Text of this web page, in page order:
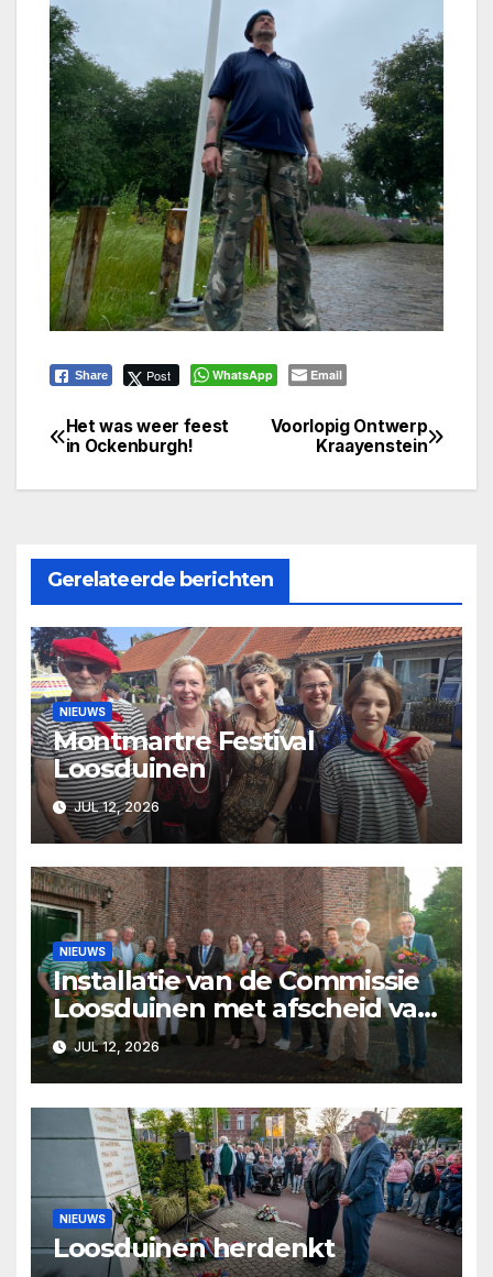
Share Post WhatsApp Email
Bericht
navigatie
Voorlopig Ontwerp
Kraayenstein
Het was weer feest
in Ockenburgh!
Gerelateerde berichten
NIEUWS
Montmartre Festival
Loosduinen
JUL 12, 2026
NIEUWS
Installatie van de Commissie
Loosduinen met afscheid van
Pjer Wijsman
JUL 12, 2026
NIEUWS
Loosduinen herdenkt